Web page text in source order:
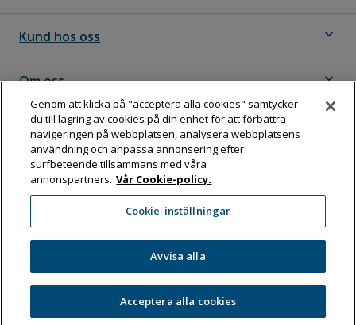
Kund hos oss expand_more
Om oss expand_more
Följ Dahl
Dahl Sverige AB
Box 11076, 161 11 BROMMA
Tel:08-583 595 00
Genom att klicka på "acceptera alla cookies" samtycker
du till lagring av cookies på din enhet för att förbättra
navigeringen på webbplatsen, analysera webbplatsens
användning och anpassa annonsering efter
surfbeteende tillsammans med våra
annonspartners. Vår Cookie-policy.
Cookie-inställningar
Avvisa alla
Acceptera alla cookies